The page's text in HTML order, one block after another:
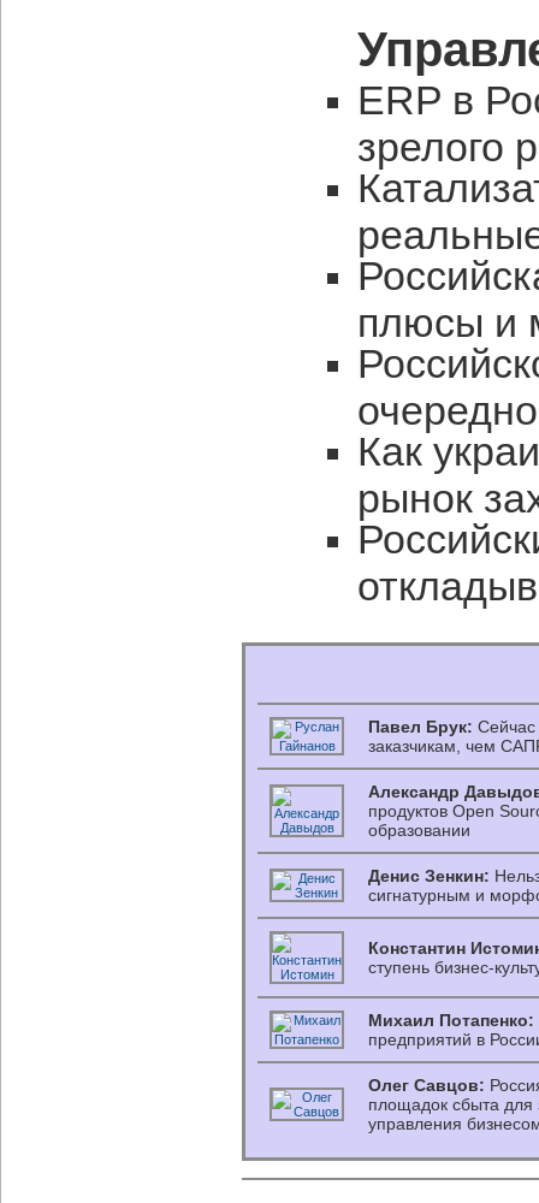
ERP в
зрелого
плюсы и
Как
рынок
Павел Брук: Сейчас
заказчикам, чем
Александр
продуктов Open
образовании
Денис Зенкин:
сигнатурным и
Константин
ступень бизнес-
Михаил Потапенко:
предприятий в
Олег Савцов:
площадок сбыта для
управления